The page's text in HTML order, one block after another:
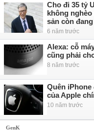
Cho đi 35 tỷ
không
sản còn
6 năm trước
Alexa: cỗ
cũng phải
8 năm trước
Quên
của Apple
10 năm trước
GenK